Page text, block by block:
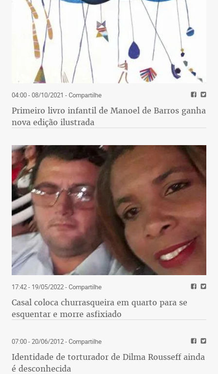
04:00 - 08/10/2021 - Compartilhe
Primeiro livro infantil de Manoel de Barros ganha
nova edição ilustrada
17:42 - 19/05/2022- Compartilhe
Casal coloca churrasqueira em quarto para se
esquentar e morre asfixiado
07:00 - 20/06/2012- Compartilhe
Identidade de torturador de Dilma Rousseff ainda
é desconhecida